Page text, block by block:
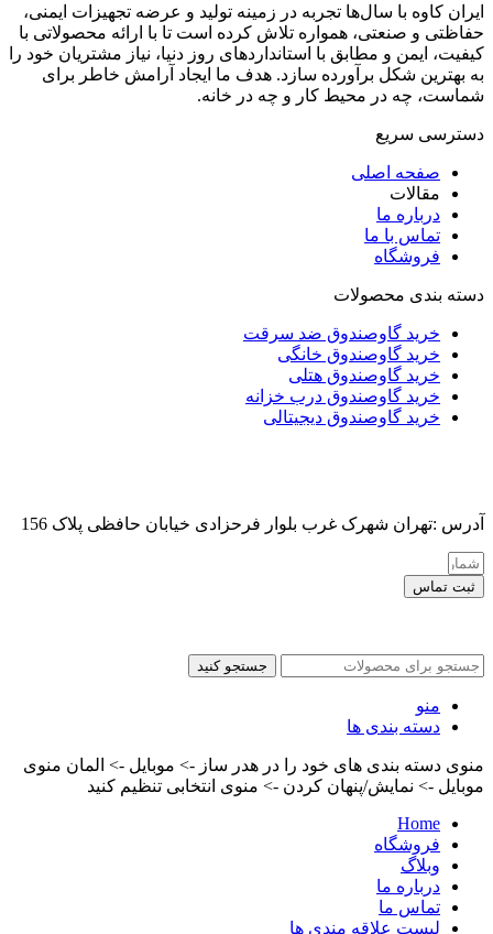
ایران کاوه با سال‌ها تجربه در زمینه تولید و عرضه تجهیزات ایمنی،
حفاظتی و صنعتی، همواره تلاش کرده است تا با ارائه محصولاتی با
کیفیت، ایمن و مطابق با استانداردهای روز دنیا، نیاز مشتریان خود را
به بهترین شکل برآورده سازد. هدف ما ایجاد آرامش خاطر برای
شماست، چه در محیط کار و چه در خانه.
دسترسی سریع
صفحه اصلی
مقالات
درباره ما
تماس با ما
فروشگاه
دسته بندی محصولات
خرید گاوصندوق ضد سرقت
خرید گاوصندوق خانگی
خرید گاوصندوق هتلی
خرید گاوصندوق درب خزانه
خرید گاوصندوق دیجیتالی
آدرس :تهران شهرک غرب بلوار فرحزادی خیابان حافظی پلاک 156
ثبت تماس
جستجو کنید
منو
دسته بندی ها
منوی دسته بندی های خود را در هدر ساز -> موبایل -> المان منوی
موبایل -> نمایش/پنهان کردن -> منوی انتخابی تنظیم کنید
Home
فروشگاه
وبلاگ
درباره ما
تماس ما
لیست علاقه مندی ها